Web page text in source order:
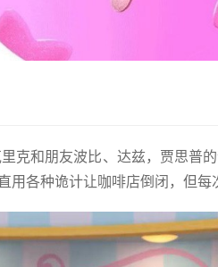
克和朋友波比、达兹，贾思普
各种诡计让咖啡店倒闭，但每